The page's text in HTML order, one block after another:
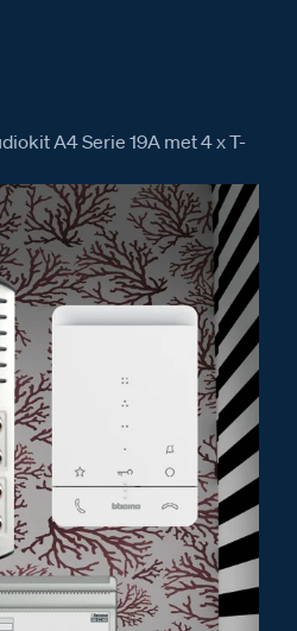
A4 Serie 19A met 4 x T-